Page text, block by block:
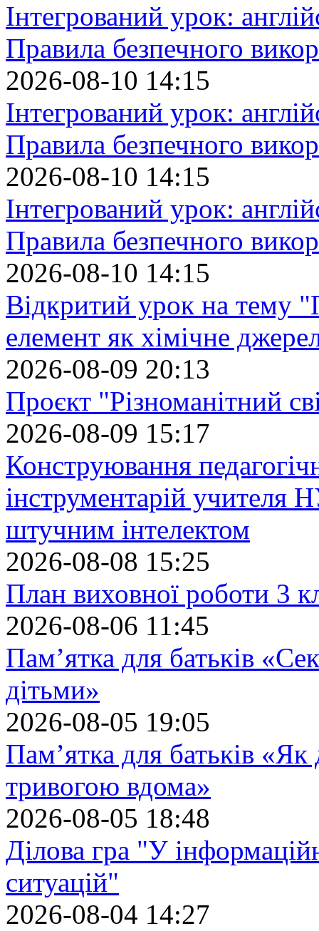
Інтегрований урок:
Правила безпечного
2026-08-10 14:15
Інтегрований урок:
Правила безпечного
2026-08-10 14:15
Інтегрований урок:
Правила безпечного
2026-08-10 14:15
Відкритий урок на тему
елемент як хімічне
2026-08-09 20:13
Проєкт "Різноманітний
2026-08-09 15:17
Конструювання
інструментарій учителя
штучним інтелектом
2026-08-08 15:25
План виховної роботи 3
2026-08-06 11:45
Пам’ятка для батьків
дітьми»
2026-08-05 19:05
Пам’ятка для батьків
тривогою вдома»
2026-08-05 18:48
Ділова гра "У
ситуацій"
2026-08-04 14:27